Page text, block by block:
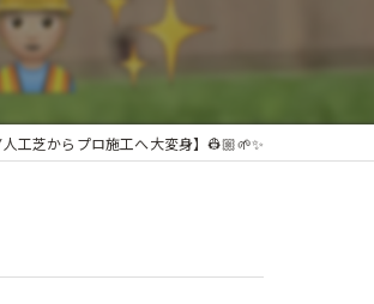
人工芝からプロ施工へ大変身】👷🏼🌱✨